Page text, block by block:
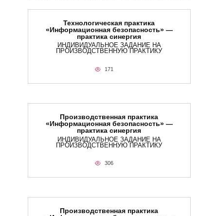
Технологическая практика
«Информационная безопасность» —
практика синергия
ИНДИВИДУАЛЬНОЕ ЗАДАНИЕ НА
ПРОИЗВОДСТВЕННУЮ ПРАКТИКУ
171
Производственная практика
«Информационная безопасность» —
практика синергия
ИНДИВИДУАЛЬНОЕ ЗАДАНИЕ НА
ПРОИЗВОДСТВЕННУЮ ПРАКТИКУ
306
Производственная практика